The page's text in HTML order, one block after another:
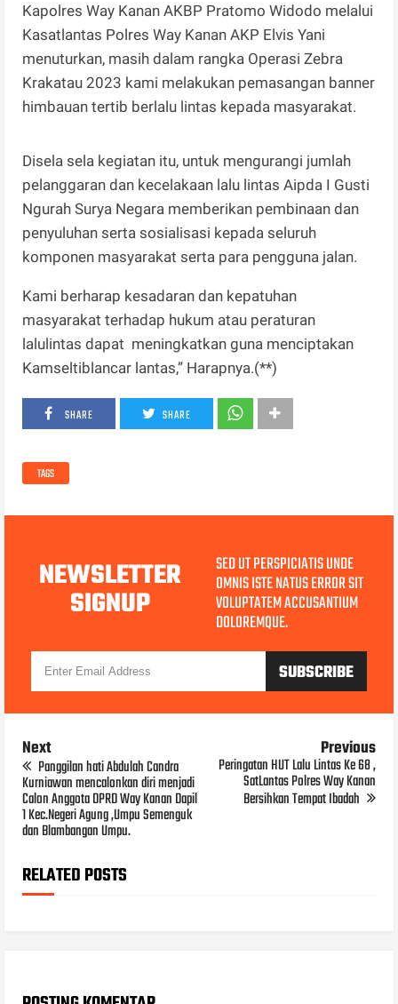
Kapolres Way Kanan AKBP Pratomo Widodo melalui
Kasatlantas Polres Way Kanan AKP Elvis Yani
menuturkan, masih dalam rangka Operasi Zebra
Krakatau 2023 kami melakukan pemasangan banner
himbauan tertib berlalu lintas kepada masyarakat.
Disela sela kegiatan itu, untuk mengurangi jumlah
pelanggaran dan kecelakaan lalu lintas Aipda I Gusti
Ngurah Surya Negara memberikan pembinaan dan
penyuluhan serta sosialisasi kepada seluruh
komponen masyarakat serta para pengguna jalan.
Kami berharap kesadaran dan kepatuhan
masyarakat terhadap hukum atau peraturan
lalulintas dapat meningkatkan guna menciptakan
Kamseltiblancar lantas,” Harapnya.(**)
SHARE SHARE
TAGS
NEWSLETTER
SIGNUP
SED UT PERSPICIATIS UNDE
OMNIS ISTE NATUS ERROR SIT
VOLUPTATEM ACCUSANTIUM
DOLOREMQUE.
Next
Panggilan hati Abdulah Candra
Kurniawan mencalonkan diri menjadi
Calon Anggota DPRD Way Kanan Dapil
1 Kec.Negeri Agung ,Umpu Semenguk
dan Blambangan Umpu.
Previous
Peringatan HUT Lalu Lintas Ke 68 ,
SatLantas Polres Way Kanan
Bersihkan Tempat Ibadah
RELATED POSTS